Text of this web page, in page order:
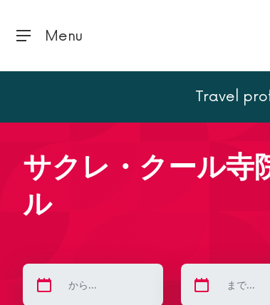
Menu
Travel
サクレ・ク
サクレ・クール
ル